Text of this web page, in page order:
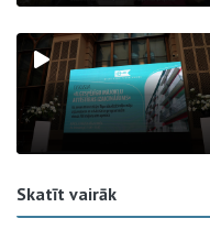
Skatīt vairāk